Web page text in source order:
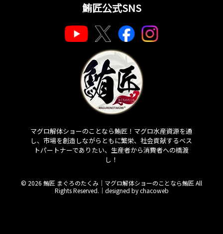
鮪匠公式SNS
マグロ解体ショーのことなら鮪匠！マグロ水産資源を通
し、市場を創造しながらともに繁栄、社会貢献するベス
トパートナーでありたい、生産者から消費者への橋渡
し！
© 2026 鮪匠 まぐろのたくみ｜マグロ解体ショーのことなら鮪匠 All
Rights Reserved.｜ designed by chacoweb